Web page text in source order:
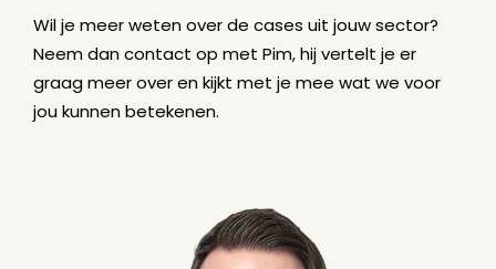
BLOG
Wil je meer weten over de cases uit jouw sector?
Neem dan contact op met Pim, hij vertelt je er
graag meer over en kijkt met je mee wat we voor
jou kunnen betekenen.